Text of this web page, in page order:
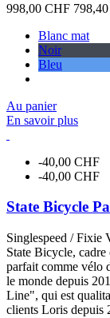
998,00 CHF
Blanc mat
Noir
Bleu
Au panier
En savoir plus
-40,00 CHF
-40,00 CHF
State Bicycle
Singlespeed / Fixie
State Bicycle,
parfait comme vélo
le monde depuis
Line", qui est
clients Loris depuis